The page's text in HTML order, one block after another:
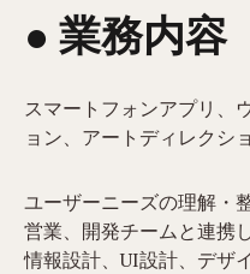
● 業務内容​
スマートフォンアプリ、
ョン、アートディレクシ
ユーザーニーズの理解・
営業、開発チームと連携
情報設計、UI設計、デザ